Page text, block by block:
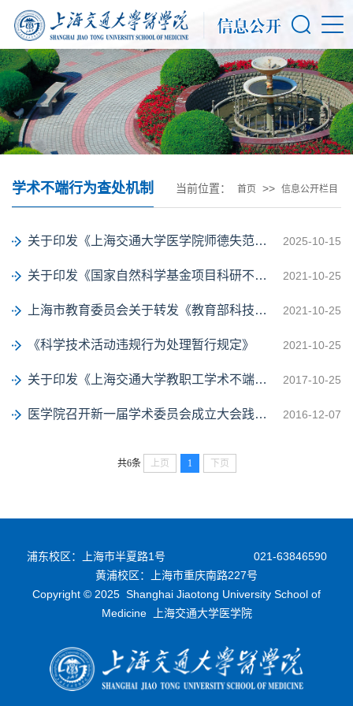
学术不端行为查处机制 当前位置： 首页 >> 信息公开栏目
关于印发《上海交通大学医学院师德失范行为处理办法(修订)》的通知 2025-10-15
关于印发《国家自然科学基金项目科研不端行为调查处理办法》的通知 2021-10-25
上海市教育委员会关于转发《教育部科技司关于转发科技部等部门科研诚信案件调查处... 2021-10-25
《科学技术活动违规行为处理暂行规定》 2021-10-25
关于印发《上海交通大学教职工学术不端行为惩戒办法（试行）》的通知 2017-10-25
医学院召开新一届学术委员会成立大会践行“教授治学”理念 2016-12-07
共6条 上页 1 下页
浦东校区：上海市半夏路1号 021-63846590
黄浦校区：上海市重庆南路227号
Copyright © 2025 Shanghai Jiaotong University School of
Medicine 上海交通大学医学院